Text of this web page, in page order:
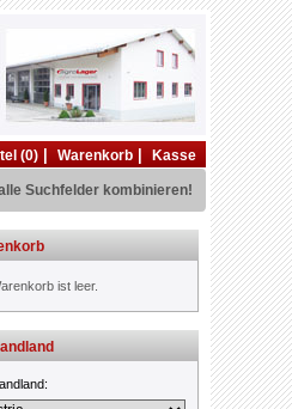
(0) Warenkorb Kasse
Suchfelder kombinieren!
ist leer.